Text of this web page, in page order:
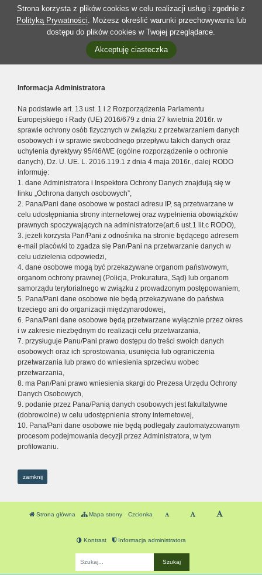
Strona korzysta z plików cookies w celu realizacji usług i zgodnie z
Polityką Prywatności. Możesz określić warunki przechowywania lub
dostępu do plików cookies w Twojej przeglądarce.
Akceptuję ciasteczka
Informacja Administratora
Na podstawie art. 13 ust. 1 i 2 Rozporządzenia Parlamentu
Europejskiego i Rady (UE) 2016/679 z dnia 27 kwietnia 2016r. w
sprawie ochrony osób fizycznych w związku z przetwarzaniem danych
osobowych i w sprawie swobodnego przepływu takich danych oraz
uchylenia dyrektywy 95/46/WE (ogólne rozporządzenie o ochronie
danych), Dz. U. UE. L. 2016.119.1 z dnia 4 maja 2016r., dalej RODO
informuję:
1. dane Administratora i Inspektora Ochrony Danych znajdują się w
linku „Ochrona danych osobowych”,
2. Pana/Pani dane osobowe w postaci adresu IP, są przetwarzane w
celu udostępniania strony internetowej oraz wypełnienia obowiązków
prawnych spoczywających na administratorze(art.6 ust.1 lit.c RODO),
3. jeżeli korzysta Pan/Pani z odnośnika na stronie będącego adresem
e-mail placówki to zgadza się Pan/Pani na przetwarzanie danych w
celu udzielenia odpowiedzi,
4. dane osobowe mogą być przekazywane organom państwowym,
organom ochrony prawnej (Policja, Prokuratura, Sąd) lub organom
samorządu terytorialnego w związku z prowadzonym postępowaniem,
5. Pana/Pani dane osobowe nie będą przekazywane do państwa
trzeciego ani do organizacji międzynarodowej,
6. Pana/Pani dane osobowe będą przetwarzane wyłącznie przez okres
i w zakresie niezbędnym do realizacji celu przetwarzania,
7. przysługuje Panu/Pani prawo dostępu do treści swoich danych
osobowych oraz ich sprostowania, usunięcia lub ograniczenia
przetwarzania lub prawo do wniesienia sprzeciwu wobec
przetwarzania,
8. ma Pan/Pani prawo wniesienia skargi do Prezesa Urzędu Ochrony
Danych Osobowych,
9. podanie przez Pana/Panią danych osobowych jest fakultatywne
(dobrowolne) w celu udostępnienia strony internetowej,
10. Pana/Pani dane osobowe nie będą podlegały zautomatyzowanym
procesom podejmowania decyzji przez Administratora, w tym
profilowaniu.
zamknij
Strona główna Mapa strony Czcionka
Kontrast Informacja administratora